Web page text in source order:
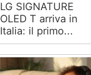
LG SIGNATURE
OLED T arriva in
Italia: il primo...